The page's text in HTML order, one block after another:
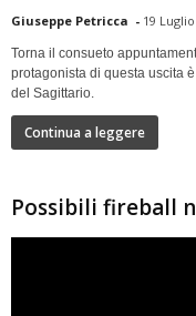
Giuseppe Petricca - 19
Torna il consueto
protagonista di questa uscita
del Sagittario.
Continua a leggere
Possibili fireball